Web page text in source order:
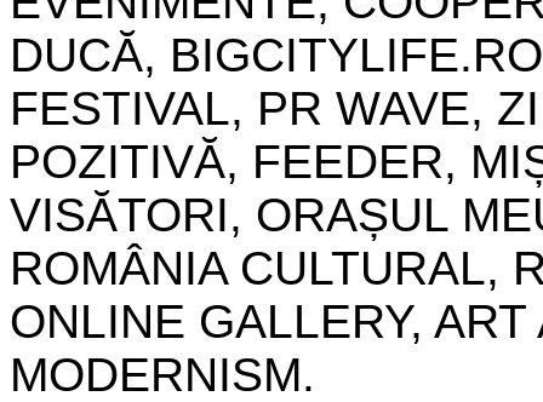
DUCĂ,
FESTIVAL, PR WAVE,
POZITIVĂ, FEEDER,
VISĂTORI, ORAȘUL
ROMÂNIA CULTURAL,
ONLINE GALLERY,
MODERNISM.